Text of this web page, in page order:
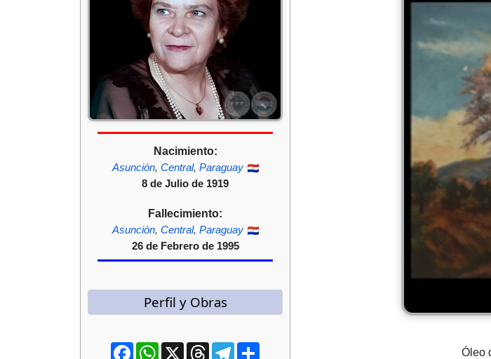
Nacimiento:
Asunción, Central, Paraguay
8 de Julio de 1919
Fallecimiento:
Asunción, Central, Paraguay
26 de Febrero de 1995
Perfil y Obras
FacebookWhatsApp
X ThreadsTelegram
Óleo